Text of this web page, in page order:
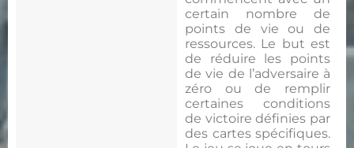
certain nombre de
points de vie ou de
ressources. Le but est
de réduire les points
de vie de l’adversaire à
zéro ou de remplir
certaines conditions
de victoire définies par
des cartes spécifiques.